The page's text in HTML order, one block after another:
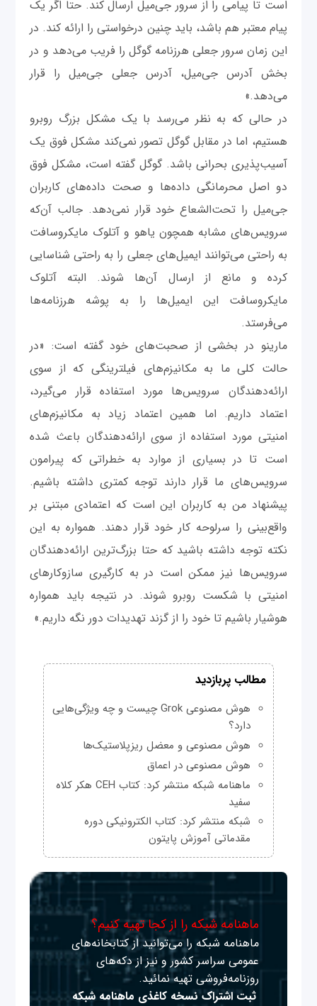
است تا پیامی را از سرور جی‌میل ارسال کند. حتا اگر یک
پیام معتبر هم باشد، باید چنین درخواستی را ارائه کند. در
این زمان سرور جعلی هرزنامه گوگل را فریب می‌دهد و در
بخش آدرس جی‌میل، آدرس جعلی جی‌میل را قرار
می‌دهد.»
در حالی که به نظر می‌رسد با یک مشکل بزرگ روبرو
هستیم، اما در مقابل گوگل تصور نمی‌کند مشکل فوق یک
آسیب‌پذیری بحرانی باشد. گوگل گفته است، مشکل فوق
دو اصل محرمانگی داده‌ها و صحت داده‌های کاربران
جی‌میل را تحت‌الشعاع خود قرار نمی‌دهد. جالب آن‌که
سرویس‌های مشابه همچون یاهو و آتلوک مایکروسافت
به راحتی می‌توانند ایمیل‌های جعلی را به راحتی شناسایی
کرده و مانع از ارسال آن‌ها شوند. البته آتلوک
مایکروسافت این ایمیل‌ها را به پوشه هرزنامه‌ها
می‌فرستد.
مارینو در بخشی از صحبت‌های خود گفته است: «در
حالت کلی ما به مکانیزم‌های فیلترینگی که از سوی
ارائه‌دهندگان سرویس‌ها مورد استفاده قرار می‌گیرد،
اعتماد داریم. اما همین اعتماد زیاد به مکانیزم‌های
امنیتی مورد استفاده از سوی ارائه‌دهندگان باعث شده
است تا در بسیاری از موارد به خطراتی که پیرامون
سرویس‌های ما قرار دارند توجه کمتری داشته باشیم.
پیشنهاد من به کاربران این است که اعتمادی مبتنی بر
واقع‌بینی را سرلوحه کار خود قرار دهند. همواره به این
نکته توجه داشته باشید که حتا بزرگ‌ترین ارائه‌دهندگان
سرویس‌ها نیز ممکن است در به کارگیری سازوکارهای
امنیتی با شکست روبرو شوند. در نتیجه باید همواره
هوشیار باشیم تا خود را از گزند تهدیدات دور نگه داریم.»
مطالب پربازدید
هوش مصنوعی Grok چیست و چه ویژگی‌هایی
دارد؟
هوش مصنوعی و معضل ریزپلاستیک‌ها
هوش مصنوعی در اعماق
ماهنامه شبکه منتشر کرد: کتاب CEH هکر کلاه
سفید
شبکه منتشر کرد: کتاب الکترونیکی دوره
مقدماتی آموزش پایتون
ماهنامه شبکه را از کجا تهیه کنیم؟
ماهنامه شبکه را می‌توانید از کتابخانه‌های
عمومی سراسر کشور و نیز از دکه‌های
روزنامه‌فروشی تهیه نمائید.
ثبت اشتراک نسخه کاغذی ماهنامه شبکه